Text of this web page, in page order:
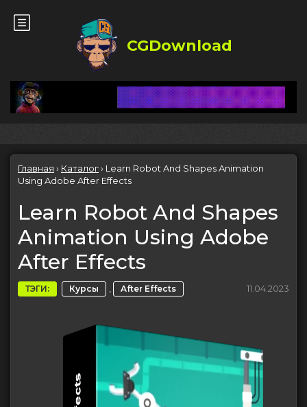
CGDownload
Главная › Каталог› Learn Robot And Shapes Animation
Using Adobe After Effects
Learn Robot And Shapes
Animation Using Adobe
After Effects
ТЭГИ: Курсы , After Effects 11.04.2023